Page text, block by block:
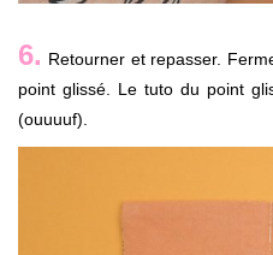
6. Retourner et repasser.
point glissé. Le tuto du point
(ouuuuf).